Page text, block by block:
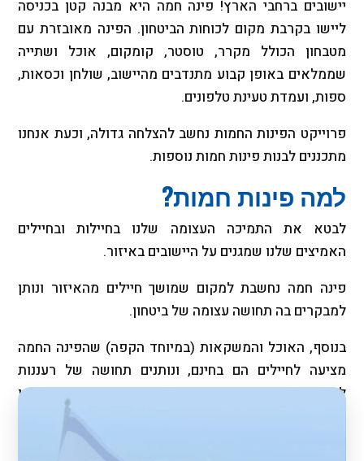
יישובים ברחבי הארץ! פינה חמה היא מבנה קטן בכניסה
ליישו בקרבת מקום לכוחות הביטחון. הפינה מאובזרת עם
מטבחון הכולל מקרר, טוסטר, קומקום, אוכל ושתייה
שממלאים באופן קבוע מתנדבים מהיישוב, שולחן וכסאות,
ספות, ועמדת טעינת טלפונים.
פרוייקט הפינות החמות נחשב להצלחה גדולה, וכעת אנחנו
מתכננים לבנות פינות חמות נוספות.
למה פינות חמות?
לבטא את התמיכה העצומה שלנו בחיילות ובחיילים
האמיצים שלנו שמגנים על היישובים באיזור.
פינה חמה נחשבת למקום שמושך חיילים מהאיזור ונותן
למבקרים בה תחושה עצומה של ביטחון.
בנוסף, האוכל והמשקאות (במיוחד הקפה) שהפינה החמה
מציעה לחיילים הם בחינם, ונותנים תחושה של רעננות
לחיילים שחוזרים מהסיורים שלהם. בין אם זה מרק או
משקאות חמים בחורף הקר, או גלידה ומשקאות קרים
לימים החמים של הקיץ, החיילים באיזור יודעים שהם